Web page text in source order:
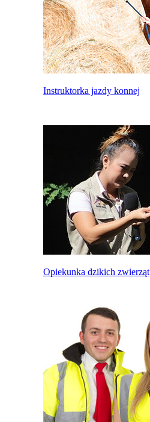
Instruktorka jazdy konnej
Opiekunka dzikich zwierząt